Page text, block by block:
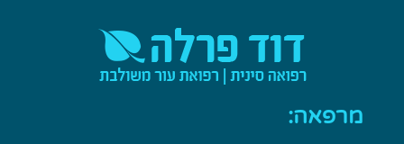
מרפאה: